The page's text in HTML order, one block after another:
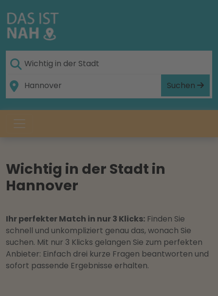
Suchen
Wichtig in der Stadt in
Hannover
Ihr perfekter Match in nur 3 Klicks: Finden Sie
schnell und unkompliziert genau das, wonach Sie
suchen. Mit nur 3 Klicks gelangen Sie zum perfekten
Anbieter: Einfach drei kurze Fragen beantworten und
sofort passende Ergebnisse erhalten.